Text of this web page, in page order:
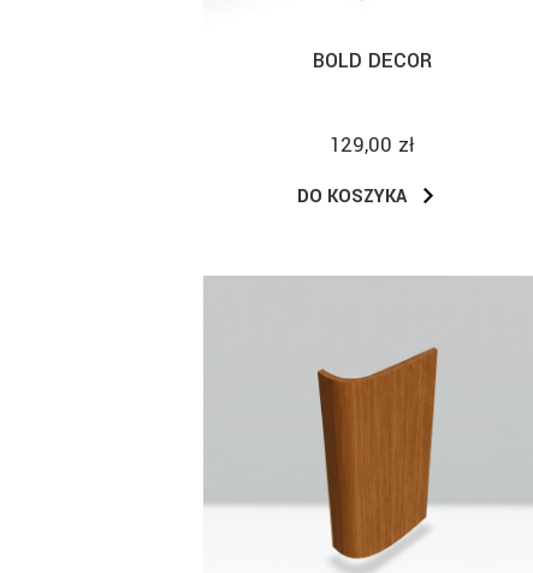
BOLD DECOR
129,00 zł
DO KOSZYKA